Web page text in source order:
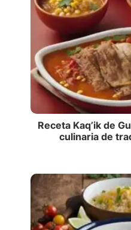
Receta Kaq’ik de
culinaria de